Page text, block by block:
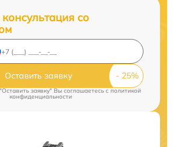
со
Оставить заявку
заявку" Вы соглашаетесь cполитикой
конфиденциальности